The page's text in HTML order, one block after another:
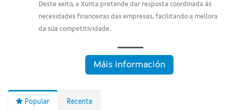
Deste xeito, a Xunta pretende dar resposta coordinada ás
necesidades financeiras das empresas, facilitando a mellora
da súa competitividade.
Máis información
Popular Recente